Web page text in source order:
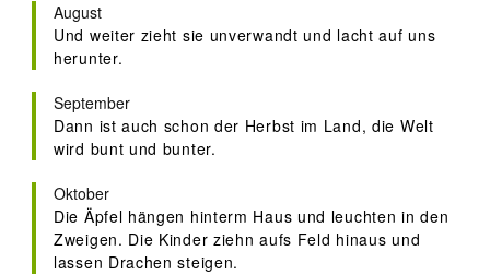
August
Und weiter zieht sie unverwandt und lacht auf uns
herunter.
September
Dann ist auch schon der Herbst im Land, die Welt
wird bunt und bunter.
Oktober
Die Äpfel hängen hinterm Haus und leuchten in den
Zweigen. Die Kinder ziehn aufs Feld hinaus und
lassen Drachen steigen.